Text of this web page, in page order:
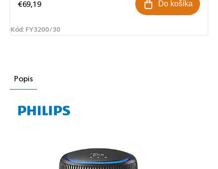
€69,19 Do košíka
Kód:FY3200/30
Popis